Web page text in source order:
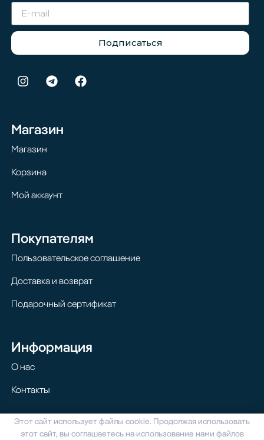
Подписаться
Магазин
Магазин
Корзина
Мой аккаунт
Покупателям
Пользовательское соглашение
Доставка и возврат
Подарочный сертификат
Информация
О нас
Контакты
© 2024 Homilton. Все права защищены
Этот сайт использует файлы cookie. Продолжая использовать
этот сайт, вы соглашаетесь на использование нами файлов